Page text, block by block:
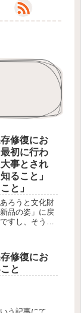
修復にお
初に行わ
事とされ
ること」
と」
ろうと文化財
品の姿」に戻
すし、そうい
修復にお
と